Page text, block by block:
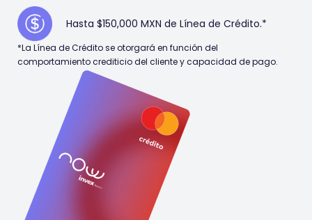
Hasta $150,000 MXN de Línea de Crédito.*
*La Línea de Crédito se otorgará en función del
comportamiento crediticio del cliente y capacidad de pago.